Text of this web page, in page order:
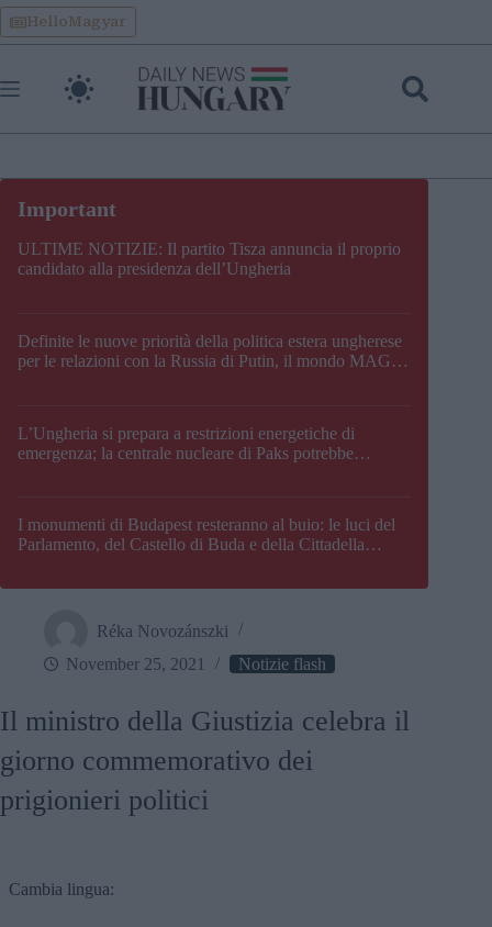
Skip
to
content
HelloMagyar
ULTIME NOTIZIE: Il partito Tisza annuncia il proprio
candidato alla presidenza dell’Ungheria
Definite le nuove priorità della politica estera ungherese
per le relazioni con la Russia di Putin, il mondo MAGA,
L’Ungheria si prepara a restrizioni energetiche di
emergenza; la centrale nucleare di Paks potrebbe
I monumenti di Budapest resteranno al buio: le luci del
Parlamento, del Castello di Buda e della Cittadella
Réka Novozánszki
November 25, 2021
Notizie flash
Il ministro della Giustizia celebra il
giorno commemorativo dei
prigionieri politici
Cambia lingua: